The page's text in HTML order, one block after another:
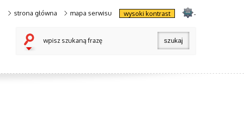
strona główna mapa serwisu wysoki kontrast -
wpisz szukaną frazę